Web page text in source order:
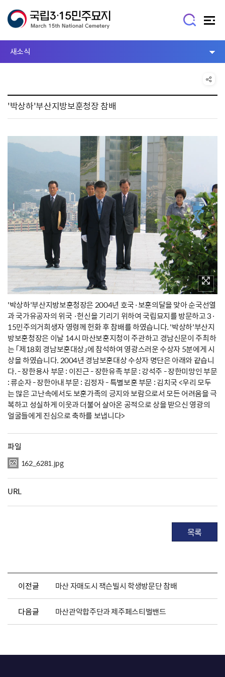
새소식
'박상하'부산지방보훈청장 참배
'박상하'부산지방보훈청장은 2004년 호국·보훈의달을 맞아 순국선열
과 국가유공자의 위국 ·헌신을 기리기 위하여 국립묘지를 방문하고 3·
15민주의거희생자 영령께 헌화 후 참배를 하였습니다. '박상하'부산지
방보훈청장은 이날 14시 마산보훈지청이 주관하고 경남신문이 주최하
는 「제18회 경남보훈대상」에 참석하여 영광스러운 수상자 5분에게 시
상을 하였습니다. 2004년 경남보훈대상 수상자 명단은 아래와 같습니
다. - 장한용사 부문 : 이진근 - 장한유족 부문 : 강석주 - 장한미망인 부문
: 류순자 - 장한아내 부문 : 김정자 - 특별보훈 부문 : 김치국 <우리 모두
는 많은 고난속에서도 보훈가족의 긍지와 보람으로서 모든 어려움을 극
복하고 성실하게 이웃과 더불어 살아온 공적으로 상을 받으신 영광의
얼굴들에게 진심으로 축하를 보냅니다>
파일
162_6281.jpg
URL
목록
이전글 마산 자매도시 잭슨빌시 학생방문단 참배
다음글 마산관악합주단과 제주페스티벌밴드